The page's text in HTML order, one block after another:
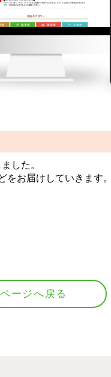
した。
お届けしていきます。
ージへ戻る